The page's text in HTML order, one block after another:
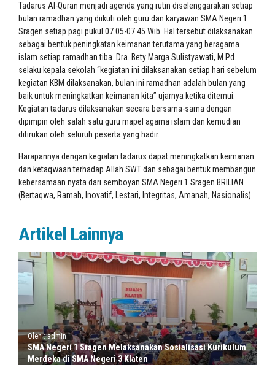
Tadarus Al-Quran menjadi agenda yang rutin diselenggarakan setiap
bulan ramadhan yang diikuti oleh guru dan karyawan SMA Negeri 1
Sragen setiap pagi pukul 07.05-07.45 Wib. Hal tersebut dilaksanakan
sebagai bentuk peningkatan keimanan terutama yang beragama
islam setiap ramadhan tiba. Dra. Bety Marga Sulistyawati, M.Pd.
selaku kepala sekolah “kegiatan ini dilaksanakan setiap hari sebelum
kegiatan KBM dilaksanakan, bulan ini ramadhan adalah bulan yang
baik untuk meningkatkan keimanan kita” ujarnya ketika ditemui.
Kegiatan tadarus dilaksanakan secara bersama-sama dengan
dipimpin oleh salah satu guru mapel agama islam dan kemudian
ditirukan oleh seluruh peserta yang hadir.
Harapannya dengan kegiatan tadarus dapat meningkatkan keimanan
dan ketaqwaan terhadap Allah SWT dan sebagai bentuk membangun
kebersamaan nyata dari semboyan SMA Negeri 1 Sragen BRILIAN
(Bertaqwa, Ramah, Inovatif, Lestari, Integritas, Amanah, Nasionalis).
Artikel Lainnya
Oleh : admin
SMA Negeri 1 Sragen Melaksanakan Sosialisasi Kurikulum
Merdeka di SMA Negeri 3 Klaten